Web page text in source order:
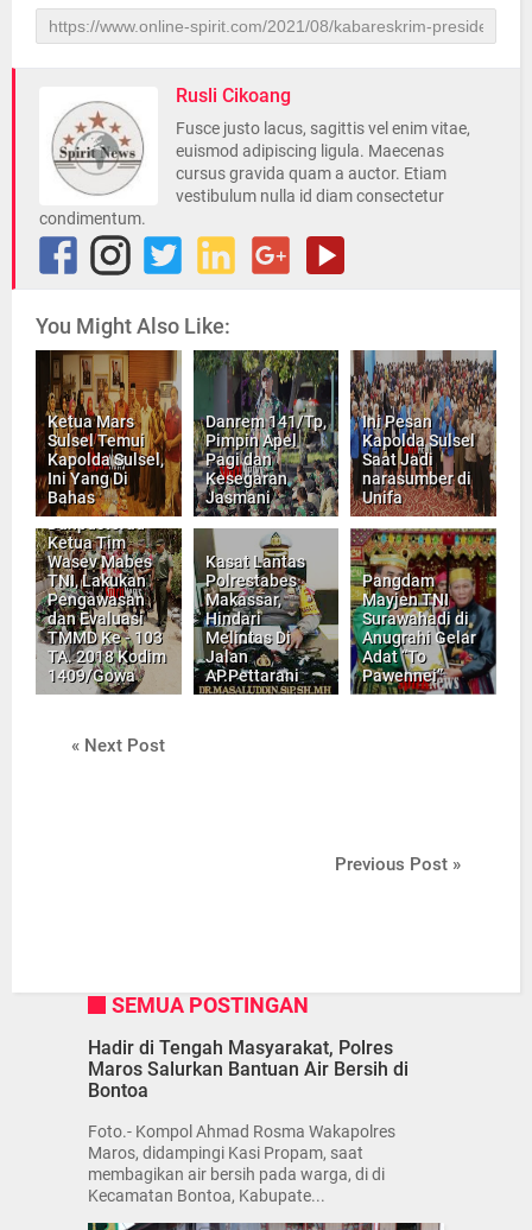
Rusli Cikoang
Fusce justo lacus, sagittis vel enim vitae,
euismod adipiscing ligula. Maecenas
cursus gravida quam a auctor. Etiam
vestibulum nulla id diam consectetur
condimentum.
You Might Also Like:
Ketua Mars
Sulsel Temui
Kapolda Sulsel,
Ini Yang Di
Bahas
Danrem 141/Tp,
Pimpin Apel
Pagi dan
Kesegaran
Jasmani
Ini Pesan
Kapolda Sulsel
Saat Jadi
narasumber di
Unifa
Ketua Tim
Wasev Mabes
TNI, Lakukan
Pengawasan
dan Evaluasi
TMMD Ke - 103
TA. 2018 Kodim
1409/Gowa
Kasat Lantas
Polrestabes
Makassar,
Hindari
Melintas Di
Jalan
AP.Pettarani
Pangdam
Mayjen TNI
Surawahadi di
Anugrahi Gelar
Adat “To
Pawennei”
« Next Post
Previous Post »
SEMUA POSTINGAN
Hadir di Tengah Masyarakat, Polres
Maros Salurkan Bantuan Air Bersih di
Bontoa
Foto.- Kompol Ahmad Rosma Wakapolres
Maros, didampingi Kasi Propam, saat
membagikan air bersih pada warga, di di
Kecamatan Bontoa, Kabupate...